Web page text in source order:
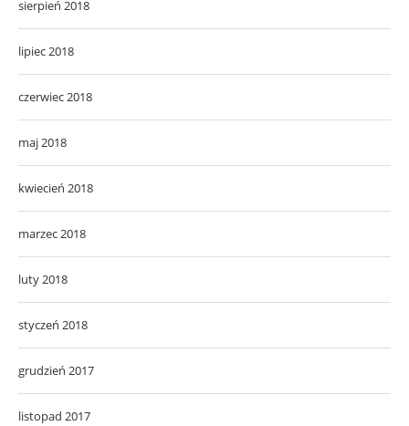
sierpień 2018
lipiec 2018
czerwiec 2018
maj 2018
kwiecień 2018
marzec 2018
luty 2018
styczeń 2018
grudzień 2017
listopad 2017